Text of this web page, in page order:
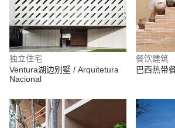
独立住宅
Ventura湖边别墅 / Arquitetura
Nacional
餐饮建筑
巴西热带